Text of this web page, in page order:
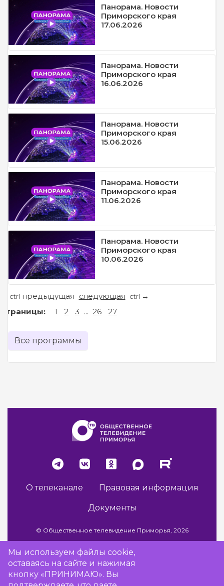
Панорама. Новости
Приморского края
17.06.2026
Панорама. Новости
Приморского края
16.06.2026
Панорама. Новости
Приморского края
15.06.2026
Панорама. Новости
Приморского края
11.06.2026
Панорама. Новости
Приморского края
10.06.2026
ctrl предыдущая следующая ctrl →
Страницы: 1 2 3 ... 26 27
Все программы
О телеканале Правовая информация
Документы
© Общественное телевидение Приморья, 2026
Разработка сайта -Vladweb
Мы используем файлы cookie,
оставаясь на сайте и нажимая
кнопку «ПРИНИМАЮ». Вы